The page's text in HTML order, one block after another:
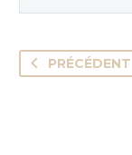
PRÉCÉDENT